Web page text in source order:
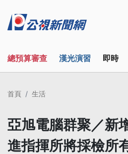
總預算審查 漢光演習 即時
首頁 生活
亞旭電腦群聚／新
進指揮所將採檢所